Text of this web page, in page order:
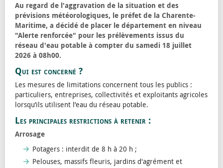
Au regard de l'aggravation de la situation et des
prévisions météorologiques, le préfet de la Charente-
Maritime, a décidé de placer le département en niveau
"Alerte renforcée" pour les prélèvements issus du
réseau d'eau potable à compter du samedi 18 juillet
2026 à 08h00.
Qui est concerné ?
Les mesures de limitations concernent tous les publics :
particuliers, entreprises, collectivités et exploitants agricoles
lorsqu’ils utilisent l’eau du réseau potable.
Les principales restrictions à retenir :
Arrosage
Potagers : interdit de 8 h à 20 h ;
Pelouses, massifs fleuris, jardins d'agrément et